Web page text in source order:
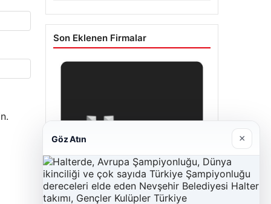
Son Eklenen Firmalar
Göz Atın ×